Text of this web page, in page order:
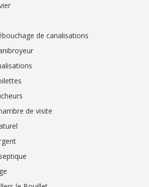
de canalisations
de visite